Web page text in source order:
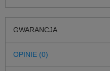
GWARANCJA
OPINIE (0)